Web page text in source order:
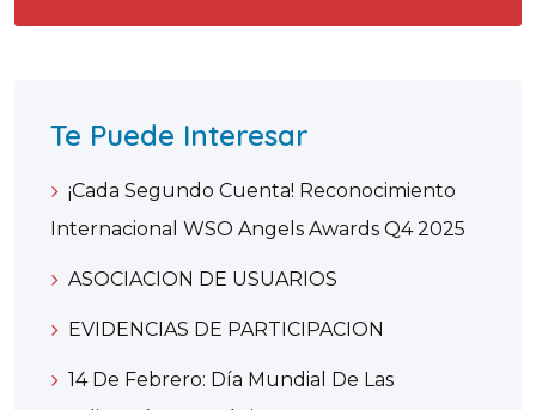
Te Puede Interesar
¡Cada Segundo Cuenta! Reconocimiento
Internacional WSO Angels Awards Q4 2025
ASOCIACION DE USUARIOS
EVIDENCIAS DE PARTICIPACION
14 De Febrero: Día Mundial De Las